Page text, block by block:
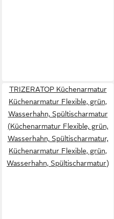
TRIZERATOP Küchenarmatur
Küchenarmatur Flexible, grün,
Wasserhahn, Spültischarmatur
(Küchenarmatur Flexible, grün,
Wasserhahn, Spültischarmatur,
Küchenarmatur Flexible, grün,
Wasserhahn, Spültischarmatur)